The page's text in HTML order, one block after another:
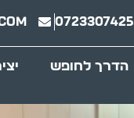
0723307425
הדרך לחופש